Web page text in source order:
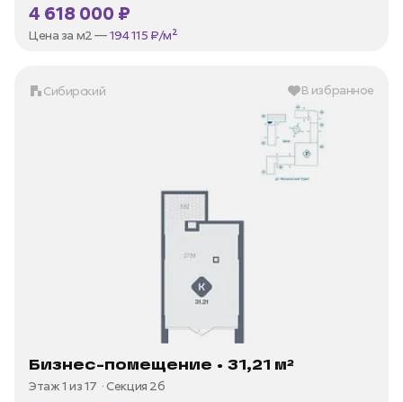
4 618 000 ₽
Цена за м2 —194 115 ₽/м²
Сибирский В избранное
Бизнес-помещение • 31,21 м²
Этаж 1 из 17 Секция 2б